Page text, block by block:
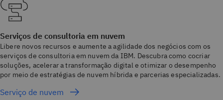
Serviços de consultoria em nuvem
Libere novos recursos e aumente a agilidade dos negócios com os
serviços de consultoria em nuvem da IBM. Descubra como cocriar
soluções, acelerar a transformação digital e otimizar o desempenho
por meio de estratégias de nuvem híbrida e parcerias especializadas.
Serviço de nuvem